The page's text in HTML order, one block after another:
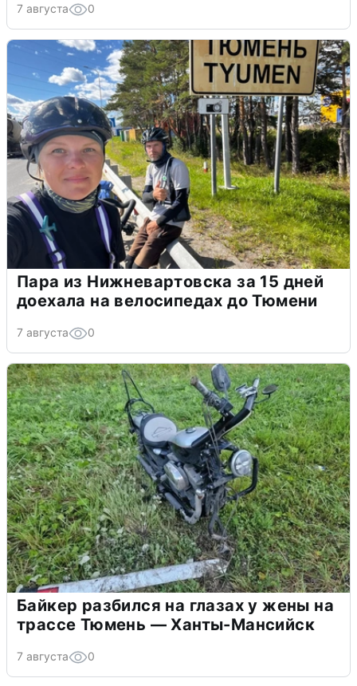
7 августа 0
Пара из Нижневартовска за 15 дней
доехала на велосипедах до Тюмени
7 августа 0
Байкер разбился на глазах у жены на
трассе Тюмень — Ханты-Мансийск
7 августа 0